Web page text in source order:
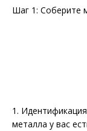
Шаг 1: Соберите
1.
металла у вас